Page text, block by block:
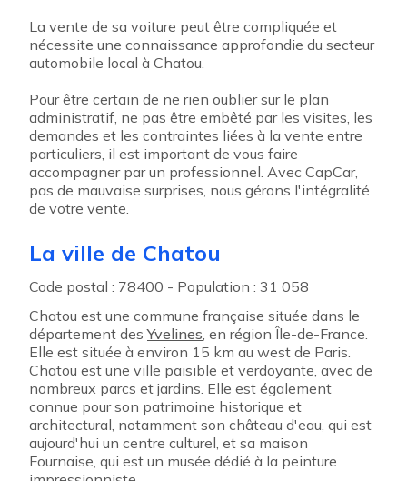
La vente de sa voiture peut être compliquée et
nécessite une connaissance approfondie du secteur
automobile local à Chatou.
Pour être certain de ne rien oublier sur le plan
administratif, ne pas être embêté par les visites, les
demandes et les contraintes liées à la vente entre
particuliers, il est important de vous faire
accompagner par un professionnel. Avec CapCar,
pas de mauvaise surprises, nous gérons l'intégralité
de votre vente.
La ville de Chatou
Code postal : 78400 - Population : 31 058
Chatou est une commune française située dans le
département desYvelines, en région Île-de-France.
Elle est située à environ 15 km au west de Paris.
Chatou est une ville paisible et verdoyante, avec de
nombreux parcs et jardins. Elle est également
connue pour son patrimoine historique et
architectural, notamment son château d'eau, qui est
aujourd'hui un centre culturel, et sa maison
Fournaise, qui est un musée dédié à la peinture